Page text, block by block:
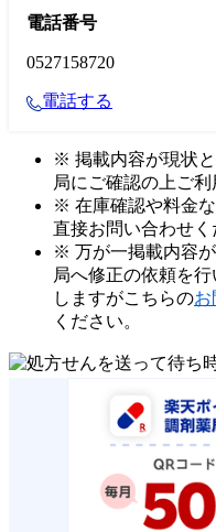
電話番号
0527158720
電話する
※ 掲載内容が現状
局にご確認の上ご利
※ 在庫確認や料金
直接お問い合わせく
※ 万が一掲載内容
局へ修正の依頼を
しますがこちらのお
ください。